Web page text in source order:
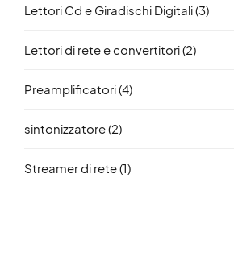
Lettori Cd e Giradischi Digitali(3)
Lettori di rete e convertitori(2)
Preamplificatori(4)
sintonizzatore(2)
Streamer di rete(1)